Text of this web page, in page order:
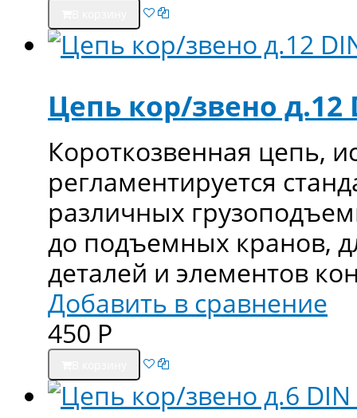
Цепь кор/звено д.12
Короткозвенная цепь,
регламентируется
различных
до подъемных кранов,
деталей и элементов
Добавить в сравнение
450 Р